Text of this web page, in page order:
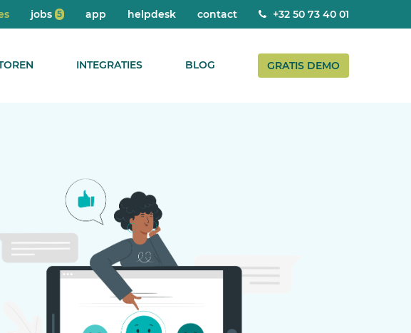
jobs 5 app helpdesk contact +32 50 73 40 01
INTEGRATIES BLOG GRATIS DEMO